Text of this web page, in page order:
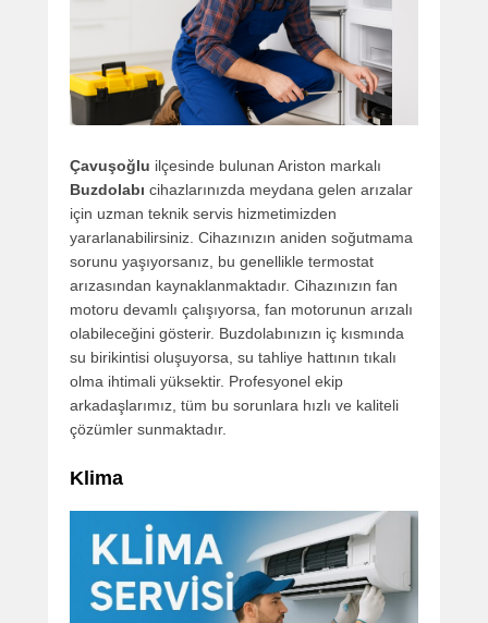
Çavuşoğlu ilçesinde bulunan Ariston markalı
Buzdolabı cihazlarınızda meydana gelen arızalar
için uzman teknik servis hizmetimizden
yararlanabilirsiniz. Cihazınızın aniden soğutmama
sorunu yaşıyorsanız, bu genellikle termostat
arızasından kaynaklanmaktadır. Cihazınızın fan
motoru devamlı çalışıyorsa, fan motorunun arızalı
olabileceğini gösterir. Buzdolabınızın iç kısmında
su birikintisi oluşuyorsa, su tahliye hattının tıkalı
olma ihtimali yüksektir. Profesyonel ekip
arkadaşlarımız, tüm bu sorunlara hızlı ve kaliteli
çözümler sunmaktadır.
Klima